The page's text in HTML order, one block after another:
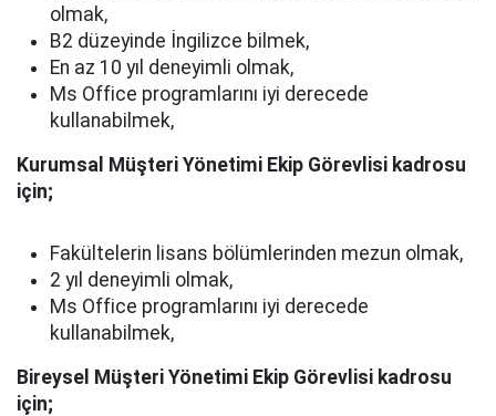
olmak,
B2 düzeyinde İngilizce bilmek,
En az 10 yıl deneyimli olmak,
Ms Office programlarını iyi derecede
kullanabilmek,
Kurumsal Müşteri Yönetimi Ekip Görevlisi kadrosu
için;
Fakültelerin lisans bölümlerinden mezun olmak,
2 yıl deneyimli olmak,
Ms Office programlarını iyi derecede
kullanabilmek,
Bireysel Müşteri Yönetimi Ekip Görevlisi kadrosu
için;